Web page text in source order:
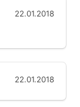
22.01.2018
22.01.2018